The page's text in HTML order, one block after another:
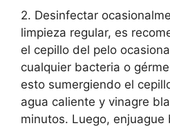
2. Desinfectar
limpieza regular, es
el cepillo del pelo
cualquier bacteria o
esto sumergiendo el
agua caliente y vinagre
minutos. Luego, enjuague